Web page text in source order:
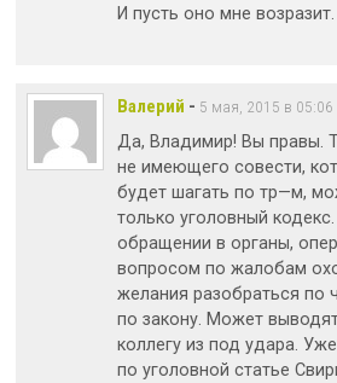
И пусть оно мне возразит.
Валерий - 5 мая, 2015 в 05:06
Да, Владимир! Вы правы.
не имеющего совести,
будет шагать по тр—м,
только уголовный
обращении в органы,
вопросом по жалобам
желания разобраться по
по закону. Может
коллегу из под удара.
по уголовной статье